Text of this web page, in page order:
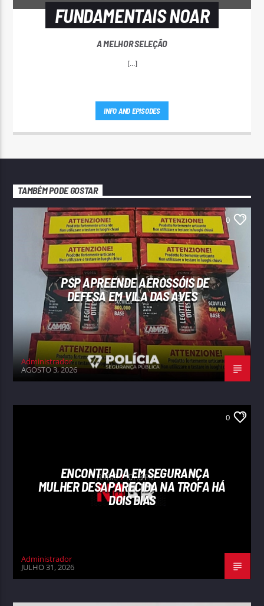
FUNDAMENTAIS NOAR
A MELHOR SELEÇÃO
[...]
INFO AND EPISODES
TAMBÉM PODE GOSTAR
0
PSP APREENDE AEROSSÓIS DE
DEFESA EM VILA DAS AVES
Administrador
AGOSTO 3, 2026
0
ENCONTRADA EM SEGURANÇA
MULHER DESAPARECIDA NA TROFA HÁ
DOIS DIAS
Administrador
JULHO 31, 2026